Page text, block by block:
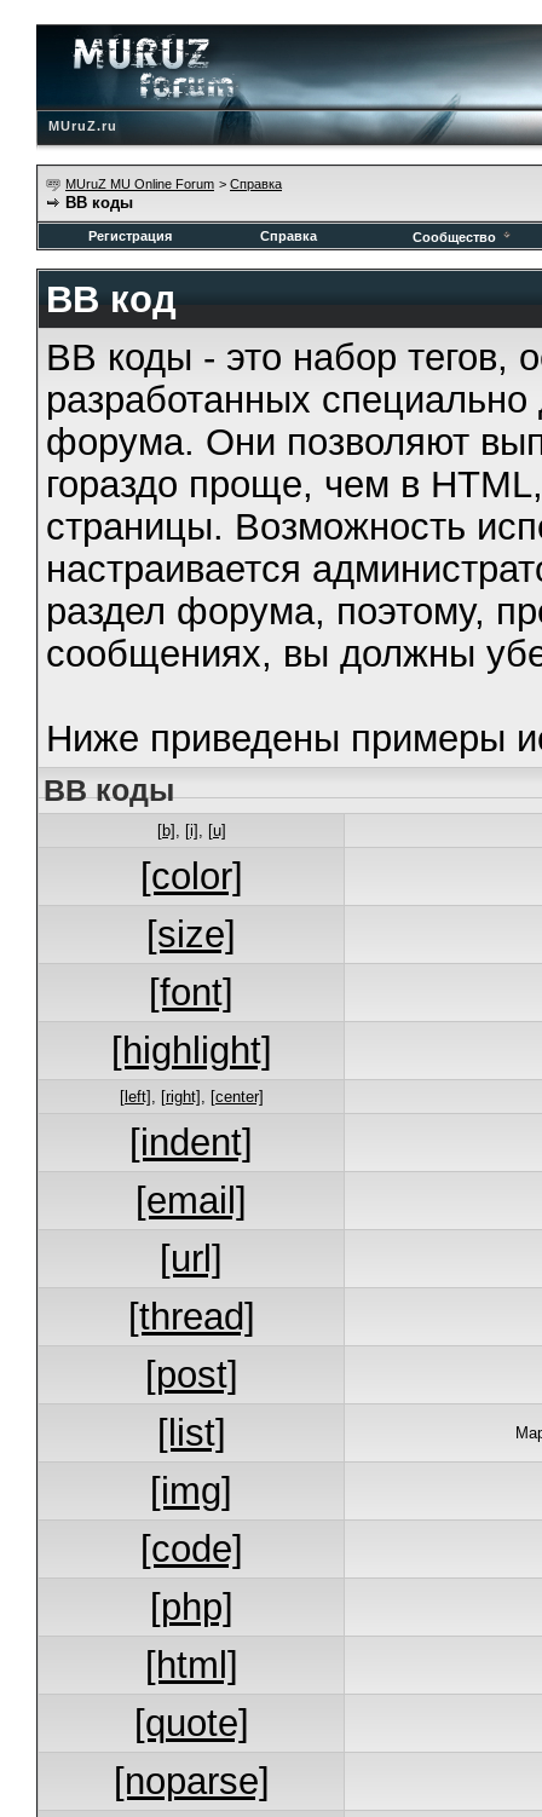
MUruZ.ru
MUruZ MU Online Forum > Справка
BB коды
Регистрация Справка Сообщество
BB код
BB коды - это набор тегов,
разработанных
форума. Они позволяют
гораздо проще, чем в
страницы. Возможность
настраивается
раздел форума, поэтому,
сообщениях, вы должны
Ниже приведены примеры
BB коды
[b] , [i] , [u]
[color]
[size]
[font]
[highlight]
[left] , [right] , [center]
[indent]
[email]
[url]
[thread]
[post]
[list]
[img]
[code]
[php]
[html]
[quote]
[noparse]